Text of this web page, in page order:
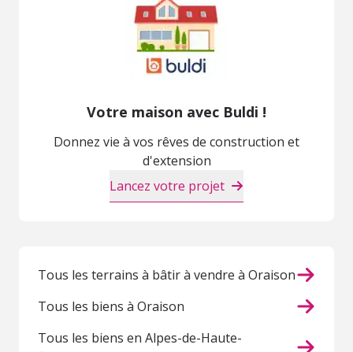
Votre maison avec Buldi !
Donnez vie à vos rêves de construction et
d'extension
Lancez votre projet
Tous les terrains à bâtir à vendre à Oraison
Tous les biens à Oraison
Tous les biens en Alpes-de-Haute-